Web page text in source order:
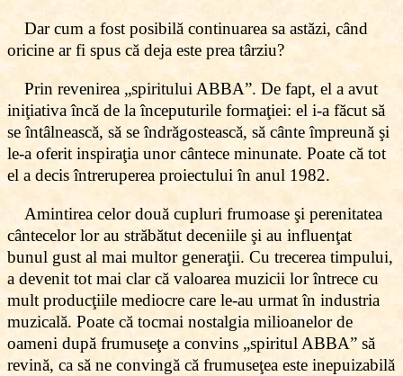
Dar cum a fost posibilă continuarea sa astăzi, când
oricine ar fi spus că deja este prea târziu?
Prin revenirea „spiritului ABBA”. De fapt, el a avut
iniţiativa încă de la începuturile formaţiei: el i-a făcut să
se întâlnească, să se îndrăgostească, să cânte împreună şi
le-a oferit inspiraţia unor cântece minunate. Poate că tot
el a decis întreruperea proiectului în anul 1982.
Amintirea celor două cupluri frumoase şi perenitatea
cântecelor lor au străbătut deceniile şi au influenţat
bunul gust al mai multor generaţii. Cu trecerea timpului,
a devenit tot mai clar că valoarea muzicii lor întrece cu
mult producţiile mediocre care le-au urmat în industria
muzicală. Poate că tocmai nostalgia milioanelor de
oameni după frumuseţe a convins „spiritul ABBA” să
revină, ca să ne convingă că frumuseţea este inepuizabilă